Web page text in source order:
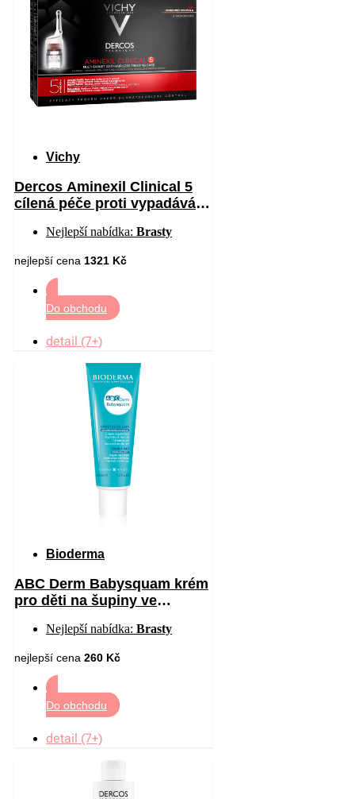
Vichy
Dercos Aminexil Clinical 5
cílená péče proti vypadávání
Nejlepší nabídka: Brasty
nejlepší cena 1321 Kč
Do obchodu
detail (7+)
Bioderma
ABC Derm Babysquam krém
pro děti na šupiny ve
Nejlepší nabídka: Brasty
nejlepší cena 260 Kč
Do obchodu
detail (7+)